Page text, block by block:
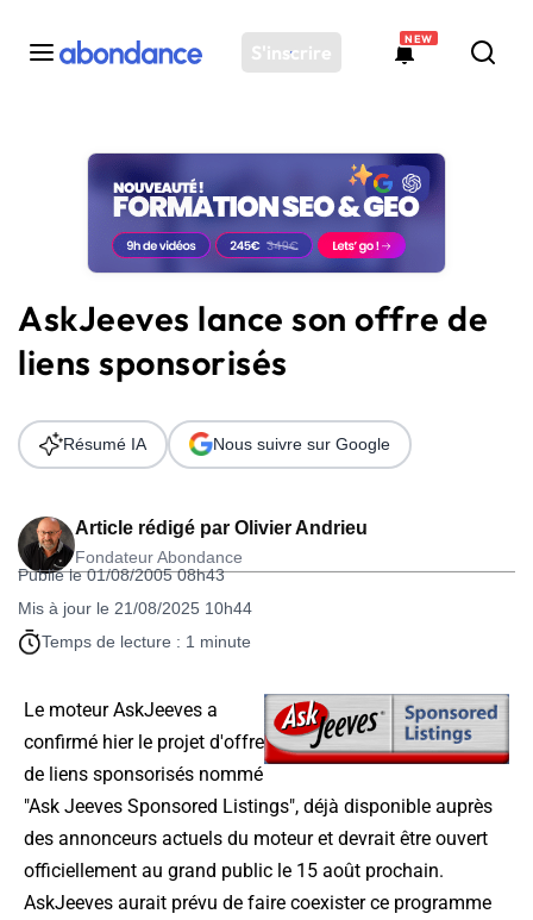
S'inscrire
NEW
Toutes les actus
Actus SEO
Plateforme
Solutions
Ressources
Audit SEO
AskJeeves lance son offre de
liens sponsorisés
Article rédigé par Olivier Andrieu
Fondateur Abondance
Publié le 01/08/2005 08h43
Mis à jour le 21/08/2025 10h44
Temps de lecture : 1 minute
Résumé IA Nous suivre sur Google
Le moteur AskJeeves a
confirmé hier le projet d'offre
de liens sponsorisés nommé
"Ask Jeeves Sponsored Listings", déjà disponible auprès
des annonceurs actuels du moteur et devrait être ouvert
officiellement au grand public le 15 août prochain.
AskJeeves aurait prévu de faire coexister ce programme